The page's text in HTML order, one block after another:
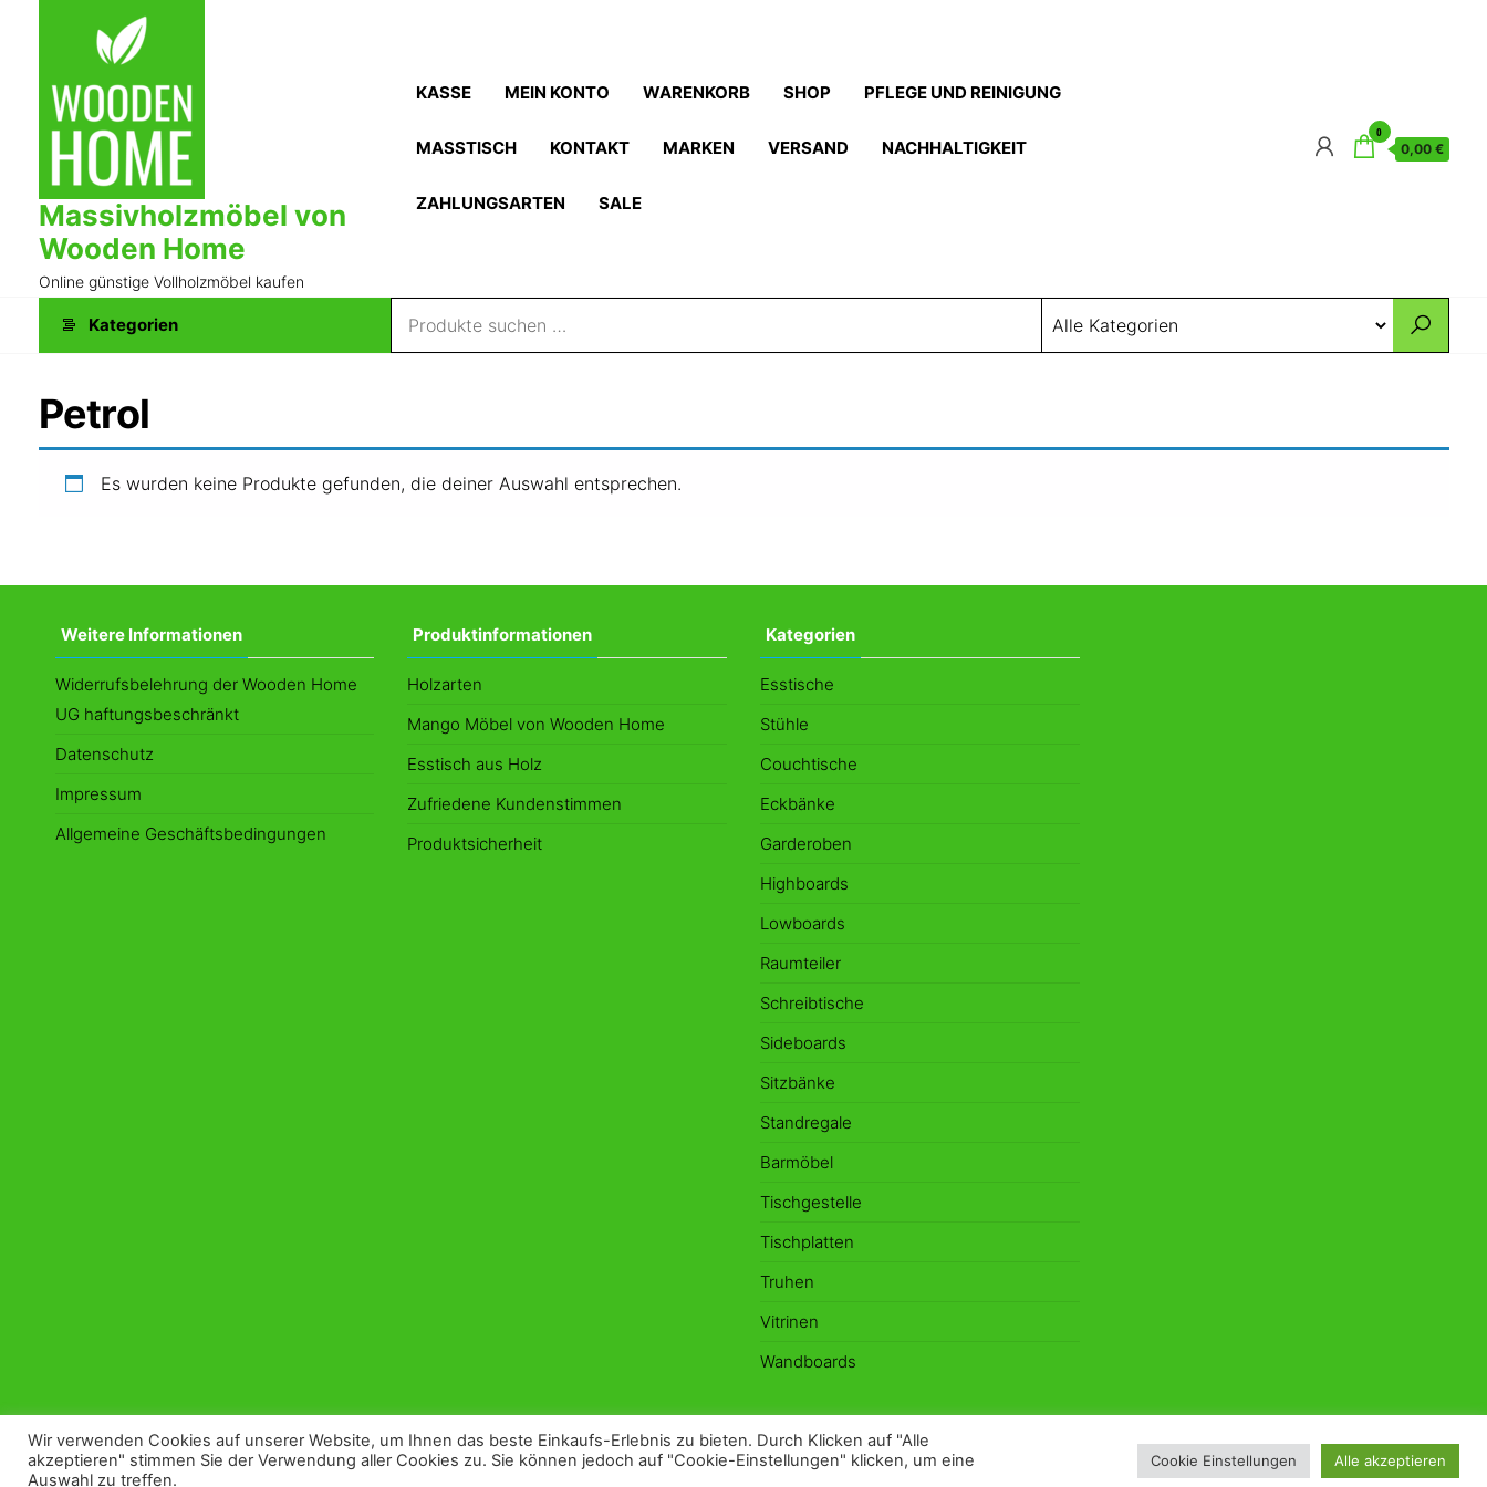
Massivholzmöbel von
Wooden Home
Online günstige Vollholzmöbel kaufen
KASSE MEIN KONTO WARENKORB SHOP PFLEGE UND REINIGUNG
MASSTISCH KONTAKT MARKEN VERSAND NACHHALTIGKEIT
ZAHLUNGSARTEN SALE
0
0,00 €
Kategorien
Petrol
Es wurden keine Produkte gefunden, die deiner Auswahl entsprechen.
Weitere Informationen
Widerrufsbelehrung der Wooden Home
UG haftungsbeschränkt
Datenschutz
Impressum
Allgemeine Geschäftsbedingungen
Produktinformationen
Holzarten
Mango Möbel von Wooden Home
Esstisch aus Holz
Zufriedene Kundenstimmen
Produktsicherheit
Kategorien
Esstische
Stühle
Couchtische
Eckbänke
Garderoben
Highboards
Lowboards
Raumteiler
Schreibtische
Sideboards
Sitzbänke
Standregale
Barmöbel
Tischgestelle
Tischplatten
Truhen
Vitrinen
Wandboards
Stolz präsentiert von WordPress |Theme: Envo Marketplace
Wir verwenden Cookies auf unserer Website, um Ihnen das beste Einkaufs-Erlebnis zu bieten. Durch Klicken auf "Alle
akzeptieren" stimmen Sie der Verwendung aller Cookies zu. Sie können jedoch auf "Cookie-Einstellungen" klicken, um eine
Auswahl zu treffen.
Cookie Einstellungen Alle akzeptieren